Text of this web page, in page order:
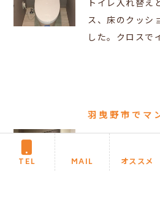
トイレ入れ替え
ス、床のクッシ
した。クロスで
2018/01/11
築２５年のマン
TEL MAIL オススメ